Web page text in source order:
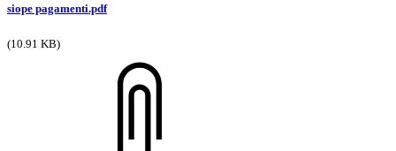
siope pagamenti.pdf
(10.91 KB)